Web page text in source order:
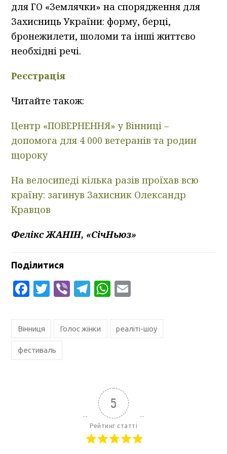
для ГО «Землячки» на спорядження для
Захисниць України: форму, берці,
бронежилети, шоломи та інші життєво
необхідні речі.
Реєстрація
Читайте також:
Центр «ПОВЕРНЕННЯ» у Вінниці –
допомога для 4 000 ветеранів та родин
щороку
На велосипеді кілька разів проїхав всю
країну: загинув Захисник Олександр
Кравцов
Фелікс ЖАНІН, «СічНьюз»
Поділитися
Facebook
Twitter
ViberTelegram
WhatsApp
Вінниця Голос жінки реаліті-шоу
фестиваль
5
Рейтинг статті